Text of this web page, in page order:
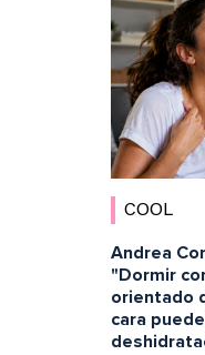
COOL
Andrea
"Dormir
orientado
cara